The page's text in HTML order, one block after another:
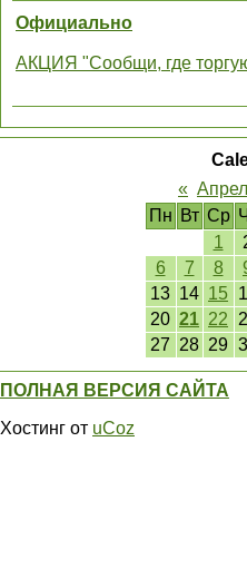
Официально
АКЦИЯ "Сообщи, где
«
Пн Вт Ср
1
6
7 8
13 14 15
20 21 22
27 28 29
ПОЛНАЯ ВЕРСИЯ САЙТА
Хостинг от uCoz